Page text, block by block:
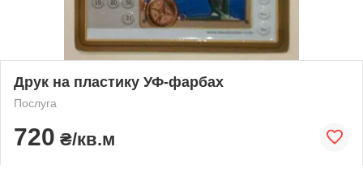
Друк на пластику УФ-фарбах
Послуга
720 ₴/кв.м